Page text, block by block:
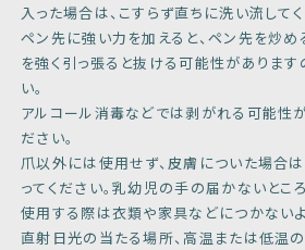
入った場合は、こすらず直ちに洗い流してく
ペン先に強い力を加えると、ペン先を炒め
を強く引っ張ると抜ける可能性があります
い。
アルコール消毒などでは剥がれる可能性が
ださい。
爪以外には使用せず、皮膚についた場合は
ってください。乳幼児の手の届かないとこ
使用する際は衣類や家具などにつかないよ
直射日光の当たる場所、高温または低温